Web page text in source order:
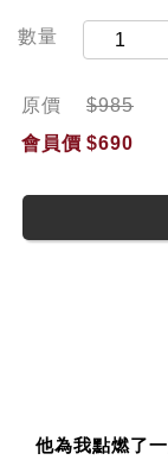
數量
原價
$985
會員價 $690
他為我點燃了